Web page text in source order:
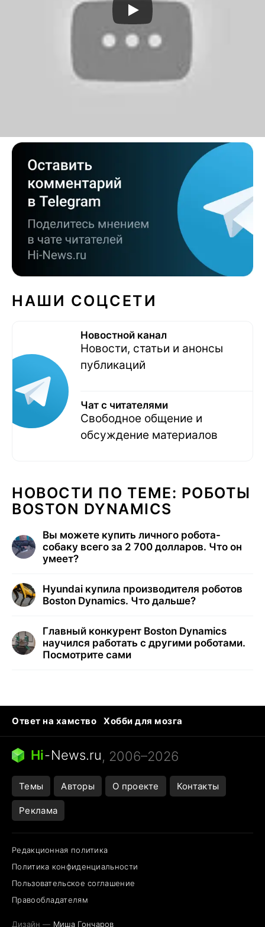
НАШИ СОЦСЕТИ
Новостной канал
Новости, статьи и анонсы
публикаций
Чат с читателями
Свободное общение и
обсуждение материалов
НОВОСТИ ПО ТЕМЕ: РОБОТЫ
BOSTON DYNAMICS
Вы можете купить личного робота-
собаку всего за 2 700 долларов. Что он
умеет?
Hyundai купила производителя роботов
Boston Dynamics. Что дальше?
Главный конкурент Boston Dynamics
научился работать с другими роботами.
Посмотрите сами
Ответ на хамство
Хобби для мозга
Бензин 100 и 95
Тунцы в океанариуме
Следующая пандемия
Hi-News.ru, 2006–2026
Темы Авторы О проекте Контакты
Реклама
Редакционная политика
Политика конфиденциальности
Пользовательское соглашение
Правообладателям
Дизайн — Миша Гончаров